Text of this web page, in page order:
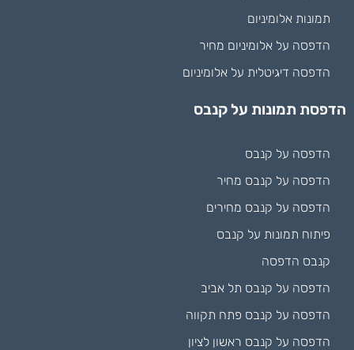
תמונות אלומיניום
הדפסה על אלומיניום מחיר
הדפסה דיגיטלית על אלומיניום
הדפסת תמונות על קנבס
הדפסה על קנבס
הדפסה על קנבס מחיר
הדפסה על קנבס מחירים
פיתוח תמונות על קנבס
קנבס הדפסה
הדפסה על קנבס תל אביב
הדפסה על קנבס פתח תקווה
הדפסה על קנבס ראשון לציון